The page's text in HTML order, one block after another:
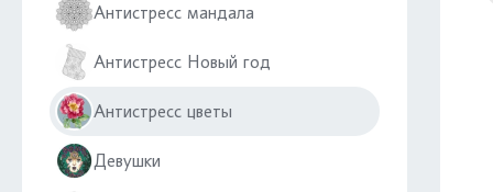
Антистресс мандала
Антистресс Новый год
Антистресс цветы
Девушки